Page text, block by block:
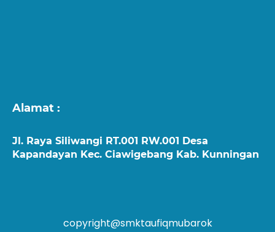
Alamat :
Jl. Raya Siliwangi RT.001 RW.001 Desa
Kapandayan Kec. Ciawigebang Kab. Kunningan
copyright@smktaufiqmubarok